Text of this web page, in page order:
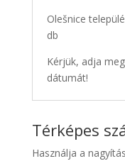
Olešnice
db
Kérjük, adja
dátumát!
Térképes
Használja a